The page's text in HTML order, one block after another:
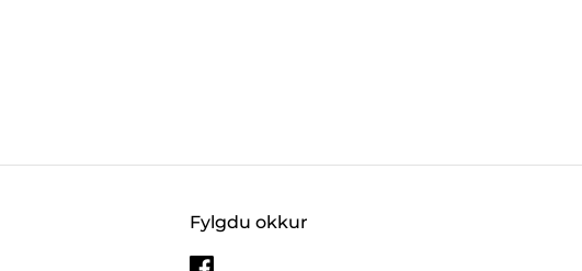
Fylgdu okkur